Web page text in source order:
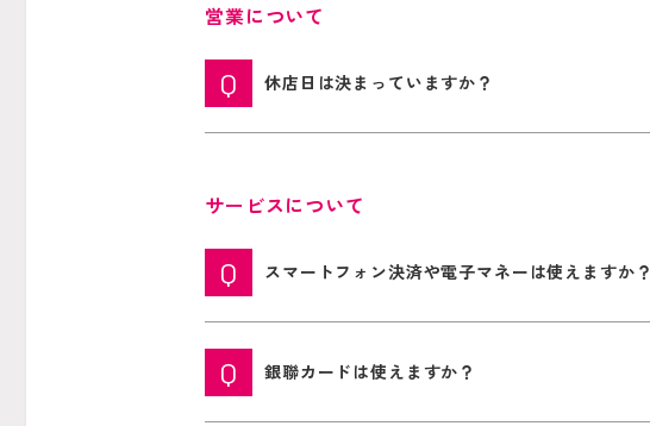
営業について
休店日は決まっていますか？
サービスについて
スマートフォン決済や電子マネーは使えますか？
銀聯カードは使えますか？